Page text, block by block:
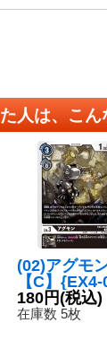
人は、こ
(02)アグモ
【C】
8}《黒》
180円(税込)
在庫数 5枚